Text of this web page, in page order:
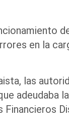
en la
las
adeudaba